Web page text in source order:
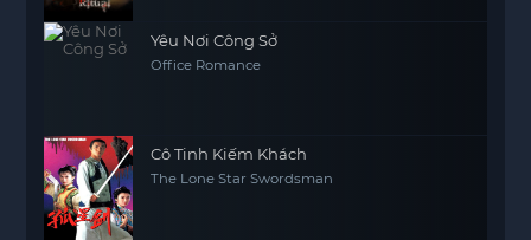
Yêu Nơi Công Sở
Office Romance
Cô Tinh Kiếm Khách
The Lone Star Swordsman